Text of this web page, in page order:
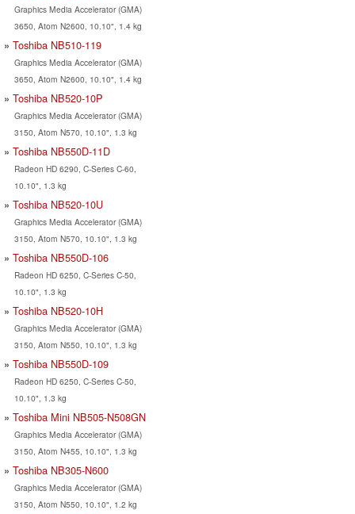
Graphics Media Accelerator (GMA)
3650, Atom N2600, 10.10", 1.4 kg
Toshiba NB510-119
Graphics Media Accelerator (GMA)
3650, Atom N2600, 10.10", 1.4 kg
Toshiba NB520-10P
Graphics Media Accelerator (GMA)
3150, Atom N570, 10.10", 1.3 kg
Toshiba NB550D-11D
Radeon HD 6290, C-Series C-60,
10.10", 1.3 kg
Toshiba NB520-10U
Graphics Media Accelerator (GMA)
3150, Atom N570, 10.10", 1.3 kg
Toshiba NB550D-106
Radeon HD 6250, C-Series C-50,
10.10", 1.3 kg
Toshiba NB520-10H
Graphics Media Accelerator (GMA)
3150, Atom N550, 10.10", 1.3 kg
Toshiba NB550D-109
Radeon HD 6250, C-Series C-50,
10.10", 1.3 kg
Toshiba Mini NB505-N508GN
Graphics Media Accelerator (GMA)
3150, Atom N455, 10.10", 1.3 kg
Toshiba NB305-N600
Graphics Media Accelerator (GMA)
3150, Atom N550, 10.10", 1.2 kg